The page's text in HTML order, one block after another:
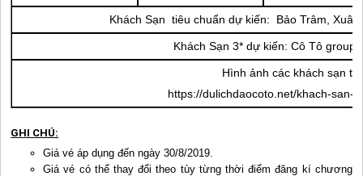
Khách Sạn tiêu chuẩn dự kiến: Bảo Trâm,
Khách Sạn 3* dự kiến: Cô Tôgroup
Hình ảnh các khách sạn
https://dulichdaocoto.net/khach-san-
GHI CHÚ:
Giá vé áp dụng đến ngày 30/8/2019.
Giá vé có thể thay đổi theo tùy từng thời điểm đăng kí chương